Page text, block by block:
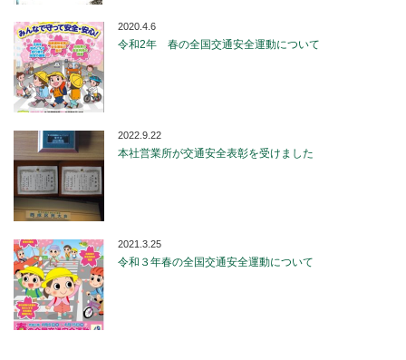
2020.4.6
令和2年 春の全国交通安全運動について
2022.9.22
本社営業所が交通安全表彰を受けました
2021.3.25
令和３年春の全国交通安全運動について